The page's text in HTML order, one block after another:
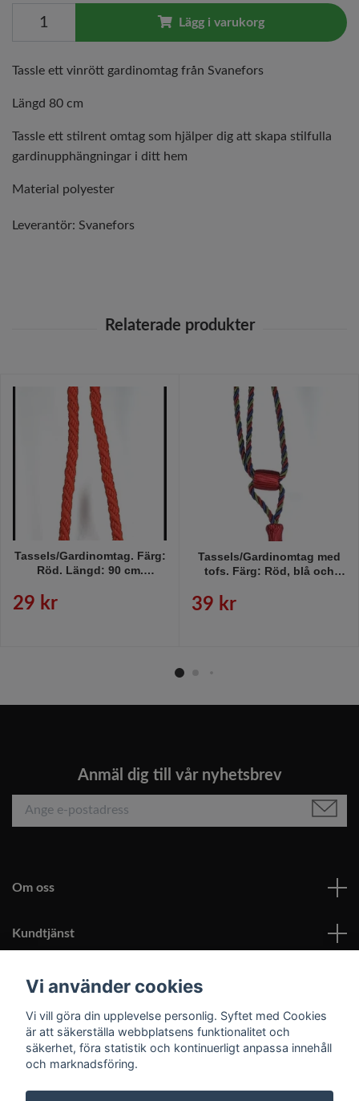
Lägg i varukorg
Tassle ett vinrött gardinomtag från Svanefors
Längd 80 cm
Tassle ett stilrent omtag som hjälper dig att skapa stilfulla
gardinupphängningar i ditt hem
Material polyester
Leverantör: Svanefors
Tassels/Gardinomtag. Färg:
Röd. Längd: 90 cm.
29 kr
Tassels/Gardinomtag med
tofs. Färg: Röd, blå och
39 kr
Anmäl dig till vår nyhetsbrev
Om oss
Kundtjänst
Läs mer
Sociala medier
Vi använder cookies
Vi vill göra din upplevelse personlig. Syftet med Cookies
är att säkerställa webbplatsens funktionalitet och
säkerhet, föra statistik och kontinuerligt anpassa innehåll
och marknadsföring.